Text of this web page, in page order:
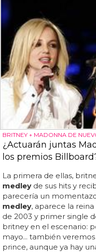
BRITNEY + MADONNA DE
¿Actuarán juntas
los premios
La primera de ellas,
medley de sus hits y
parecería un
medley, aparece la
de 2003 y primer single
britney en el escenario:
mayo... también
prince, aunque ya hay